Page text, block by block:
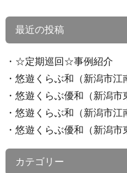
最近の投稿
☆定期巡回☆事例紹介
悠遊くらぶ和（新潟市
悠遊くらぶ優和（新潟
悠遊くらぶ和（新潟市
悠遊くらぶ優和（新潟
カテゴリー